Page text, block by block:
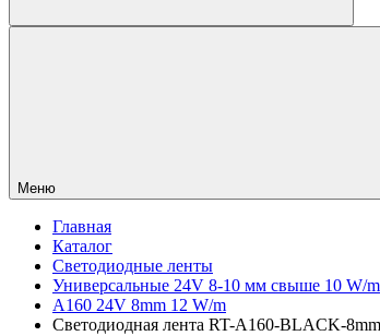
Меню
Главная
Каталог
Светодиодные ленты
Универсальные 24V 8-10 мм свыше 10 W/m
A160 24V 8mm 12 W/m
Светодиодная лента RT-A160-BLACK-